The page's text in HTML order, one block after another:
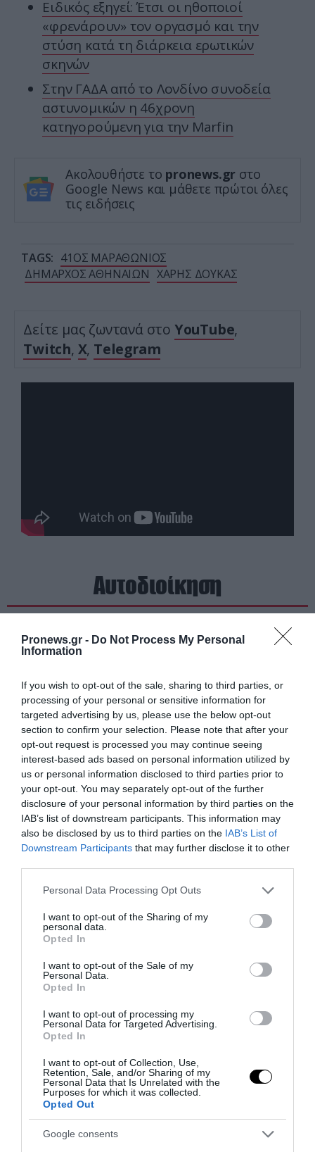
Pronews.gr - Do Not Process My Personal
Information
If you wish to opt-out of the sale, sharing to third parties, or
processing of your personal or sensitive information for
targeted advertising by us, please use the below opt-out
section to confirm your selection. Please note that after your
opt-out request is processed you may continue seeing
interest-based ads based on personal information utilized by
us or personal information disclosed to third parties prior to
your opt-out. You may separately opt-out of the further
disclosure of your personal information by third parties on the
IAB’s list of downstream participants. This information may
also be disclosed by us to third parties on the IAB’s List of
Downstream Participants that may further disclose it to other
Please note that this website/app uses one or more Google
not limited to your visit or usage behaviour. You may click to
grant or deny consent to Google and its third-party tags to
use your data for below specified purposes in below Google
consent section.
Personal Data Processing Opt Outs
I want to opt-out of the Sharing of my
personal data.
Opted In
I want to opt-out of the Sale of my
Personal Data.
Opted In
I want to opt-out of processing my
Personal Data for Targeted Advertising.
Opted In
I want to opt-out of Collection, Use,
Retention, Sale, and/or Sharing of my
Personal Data that Is Unrelated with the
Purposes for which it was collected.
Opted Out
Google consents
Ειδικός εξηγεί: Έτσι οι ηθοποιοί
«φρενάρουν» τον οργασμό και την
στύση κατά τη διάρκεια ερωτικών
σκηνών
Στην ΓΑΔΑ από το Λονδίνο συνοδεία
αστυνομικών η 46χρονη
κατηγορούμενη για την Marfin
Ακολουθήστε το pronews.gr στο
Google News και μάθετε πρώτοι όλες
τις ειδήσεις
TAGS: 41ΟΣ ΜΑΡΑΘΩΝΙΟΣ
ΔΗΜΑΡΧΟΣ ΑΘΗΝΑΙΩΝ ΧΑΡΗΣ ΔΟΥΚΑΣ
Δείτε μας ζωντανά στο YouTube,
Twitch, X, Telegram
Αυτοδιοίκηση
PRONEWS.GR / ΑΥΤΟΔΙΟΙΚΗΣΗ
«Επιχείρηση ελεύθερα πεζοδρόμια»
στην Αθήνα: Απομακρύνθηκαν παράνομα
αντικείμενα από κοινόχρηστους χώρους
06.08.2026 | 11:07
ΤΕΛΕΥΤΑΙΕΣ ΕΙΔΗΣΕΙΣ